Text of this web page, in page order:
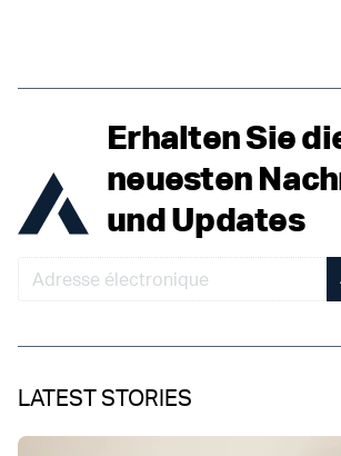
Erhalten Sie
neuesten
und Updates
LATEST STORIES